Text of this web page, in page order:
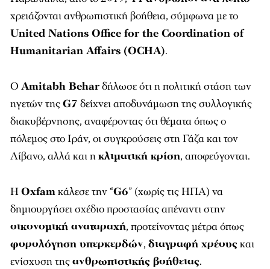
χρειάζονται ανθρωπιστική βοήθεια, σύμφωνα με το
United Nations Office for the Coordination of
Humanitarian Affairs (OCHA).
Ο Amitabh Beharδήλωσε ότι η πολιτική στάση των
ηγετών τηςG7 δείχνει αποδυνάμωση της συλλογικής
διακυβέρνησης, αναφέροντας ότι θέματα όπως ο
πόλεμος στο Ιράν, οι συγκρούσεις στη Γάζα και τον
Λίβανο, αλλά και ηκλιματική κρίση, αποφεύγονται.
ΗOxfamκάλεσε την “G6” (χωρίς τις ΗΠΑ) να
δημιουργήσει σχέδιο προστασίας απέναντι στην
οικονομική αναταραχή, προτείνοντας μέτρα όπως
φορολόγηση υπερκερδών, διαγραφή χρέουςκαι
ενίσχυση τηςανθρωπιστικής βοήθειας.